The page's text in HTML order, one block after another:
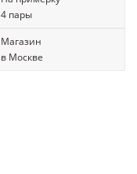
4 пары
Магазин
в Москве